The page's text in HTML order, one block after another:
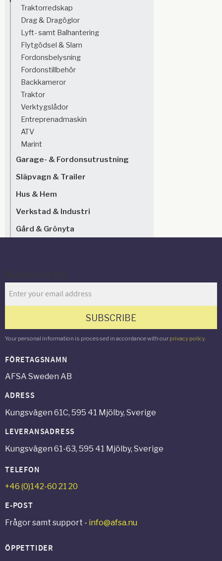
Traktorredskap
Drag & Dragöglor
Lyft- samt Balhantering
Flytgödsel & Slam
Fordonsbelysning
Fordonstillbehör
Backkameror
Traktor
Verktygslådor
Entreprenadmaskin
ATV
Marint
Garage- & Fordonsutrustning
Släpvagn & Trailer
Hus & Hem
Verkstad & Industri
Gård & Grönyta
SUBSCRIBE
Your personal information is processed in accordance with our privacy policy.
FÖRETAGSNAMN
AFSA Sweden AB
ADRESS
Kungsvägen 61C, 595 41 Mjölby, Sverige
LEVERANSADRESS
Kungsvägen 61-63, 595 41 Mjölby, Sverige
TELEFON
+46 (0)142-60 21 20
E-POST
Frågor samt support - info@afsa.nu
ÖPPETTIDER